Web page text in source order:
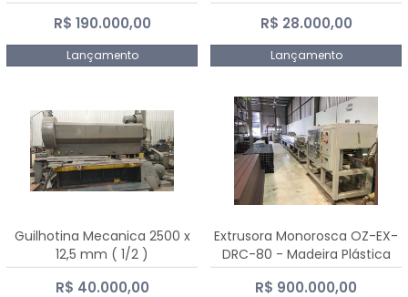
R$ 190.000,00
Lançamento
R$ 28.000,00
Lançamento
Guilhotina Mecanica 2500 x
12,5 mm ( 1/2 )
R$ 40.000,00
Extrusora Monorosca OZ-EX-
DRC-80 - Madeira Plástica
R$ 900.000,00